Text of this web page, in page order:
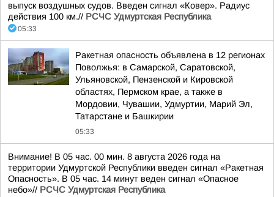
выпуск воздушных судов. Введен сигнал «Ковер». Радиус
действия 100 км.// РСЧС Удмуртская Республика
05:33
Ракетная опасность объявлена в 12 регионах
Поволжья: в Самарской, Саратовской,
Ульяновской, Пензенской и Кировской
областях, Пермском крае, а также в
Мордовии, Чувашии, Удмуртии, Марий Эл,
Татарстане и Башкирии
05:33
Внимание! В 05 час. 00 мин. 8 августа 2026 года на
территории Удмуртской Республики введен сигнал «Ракетная
Опасность». В 05 час. 14 минут веден сигнал «Опасное
небо»// РСЧС Удмуртская Республика